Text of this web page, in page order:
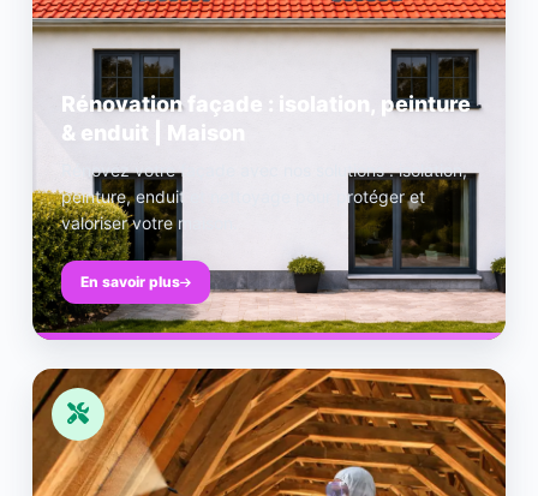
Rénovation façade : isolation, peinture
& enduit | Maison
Rénovez votre façade avec nos solutions : isolation,
peinture, enduit et nettoyage pour protéger et
valoriser votre maison.
En savoir plus